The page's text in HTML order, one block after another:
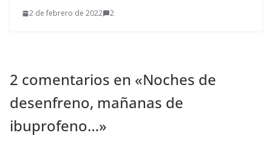
2 de febrero de 2022 2
2 comentarios en «Noches de
desenfreno, mañanas de
ibuprofeno…»